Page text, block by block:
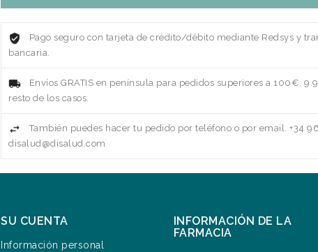
Pago seguro con tarjeta de crédito/débito mediante Redsys y
bancaria.
Envíos GRATIS en península para pedidos superiores a 100€,
resto de los casos.
También puedes hacer tu pedido por teléfono o por email. +34
disalud@disalud.com
SU CUENTA
Información personal
INFORMACIÓN DE LA
FARMACIA